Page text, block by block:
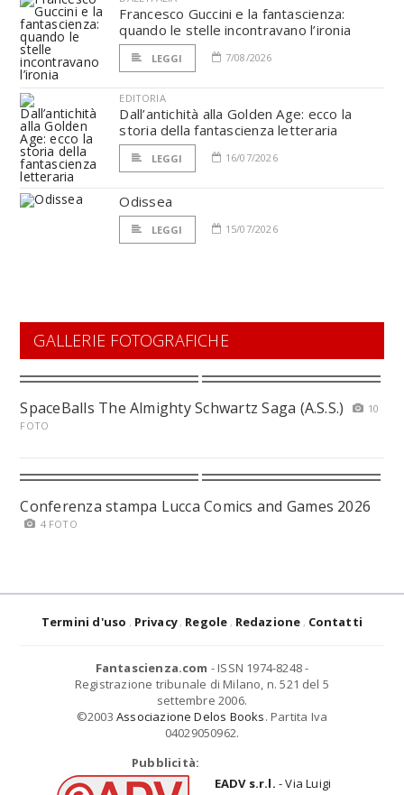
Francesco Guccini e la fantascienza:
quando le stelle incontravano l’ironia
LEGGI 7/08/2026
EDITORIA
Dall’antichità alla Golden Age: ecco la
storia della fantascienza letteraria
LEGGI 16/07/2026
Odissea
LEGGI 15/07/2026
GALLERIE FOTOGRAFICHE
SpaceBalls The Almighty Schwartz Saga (A.S.S.)
10
FOTO
Conferenza stampa Lucca Comics and Games 2026
4 FOTO
Termini d'uso Privacy Regole Redazione Contatti
Fantascienza.com - ISSN 1974-8248 -
Registrazione tribunale di Milano, n. 521 del 5
settembre 2006.
©2003 Associazione Delos Books. Partita Iva
04029050962.
Pubblicità:
EADV s.r.l. - Via Luigi